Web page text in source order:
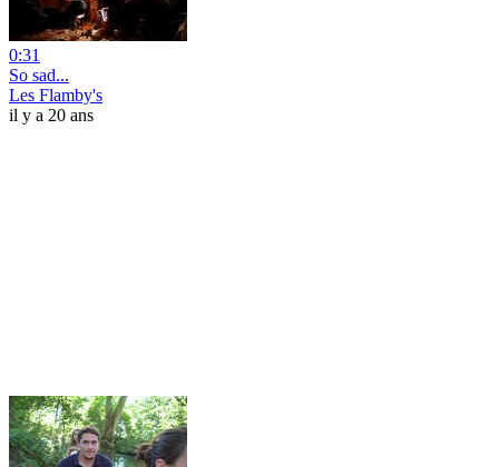
0:31
So sad...
Les Flamby's
il y a 20 ans